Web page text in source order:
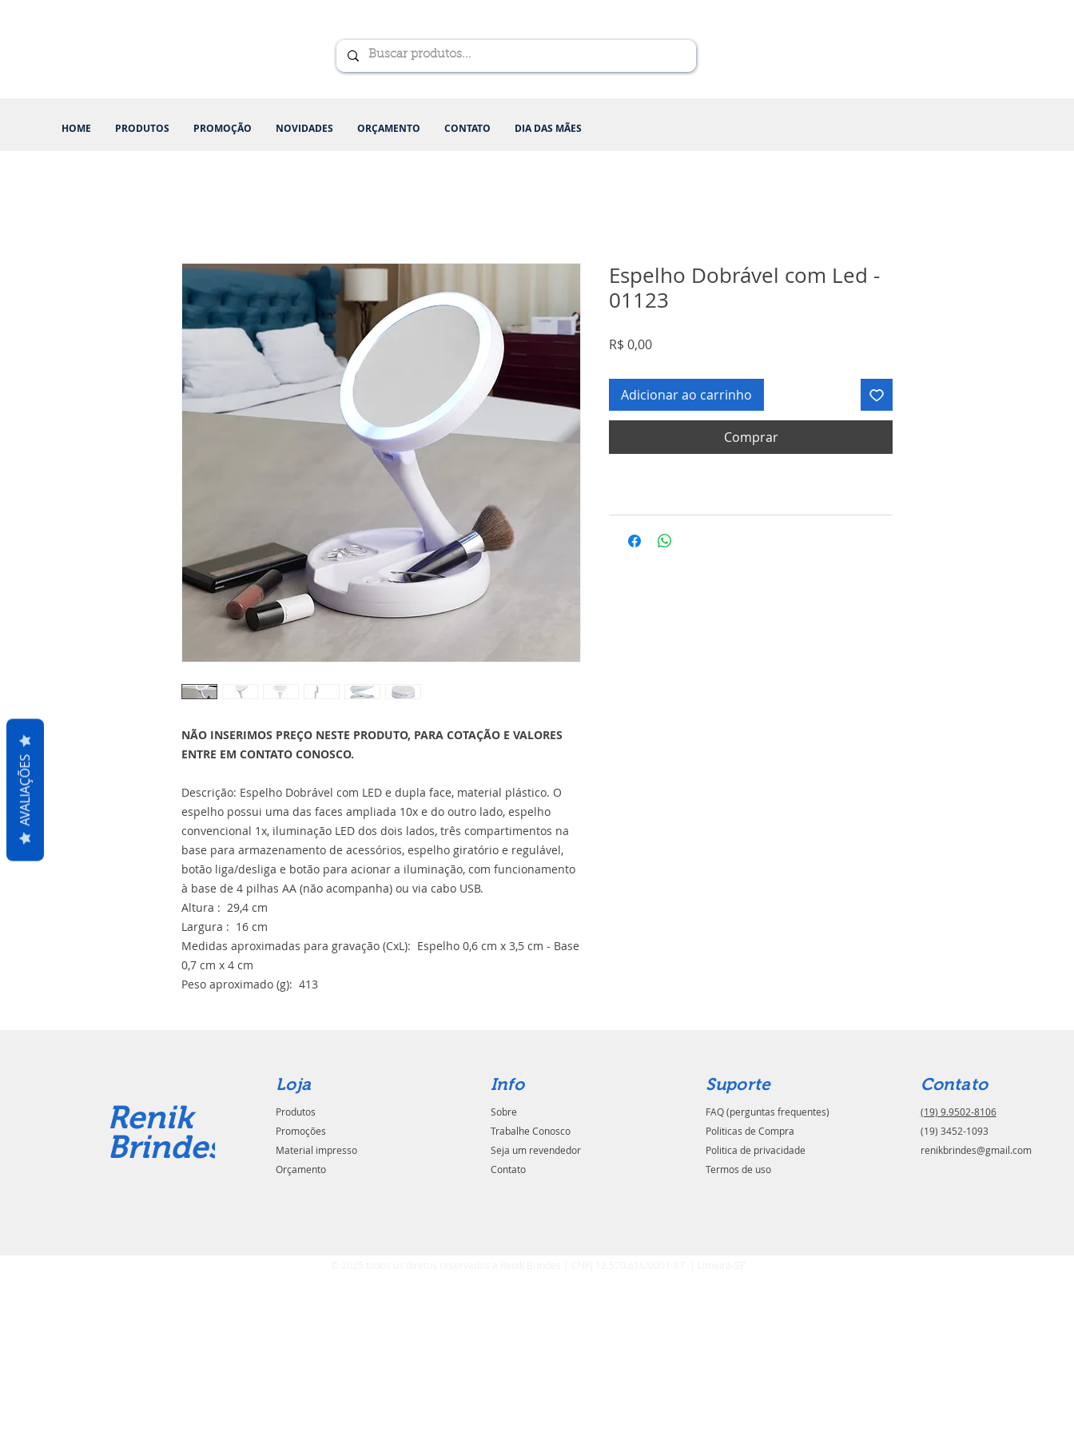
HOME PRODUTOS PROMOÇÃO NOVIDADES ORÇAMENTO CONTATO DIA DAS MÃES
NÃO INSERIMOS PREÇO NESTE PRODUTO, PARA COTAÇÃO E VALORES
ENTRE EM CONTATO CONOSCO.
Descrição: Espelho Dobrável com LED e dupla face, material plástico. O
espelho possui uma das faces ampliada 10x e do outro lado, espelho
convencional 1x, iluminação LED dos dois lados, três compartimentos na
base para armazenamento de acessórios, espelho giratório e regulável,
botão liga/desliga e botão para acionar a iluminação, com funcionamento
à base de 4 pilhas AA (não acompanha) ou via cabo USB.
Altura : 29,4 cm
Largura : 16 cm
Medidas aproximadas para gravação (CxL): Espelho 0,6 cm x 3,5 cm - Base
0,7 cm x 4 cm
Peso aproximado (g): 413
Espelho Dobrável com Led -
01123
R$ 0,00Preço
Adicionar ao carrinho
Comprar
Renik
Brindes
Loja
Produtos
Promoções
Material impresso
Orçamento
Info
Sobre
Trabalhe Conosco
Seja um revendedor
Contato
Suporte
FAQ (perguntas frequentes)
Politicas de Compra
Politica de privacidade
Termos de uso
Contato
(19) 9.9502-8106
(19) 3452-1093
renikbrindes@gmail.com
AVALIAÇÕES